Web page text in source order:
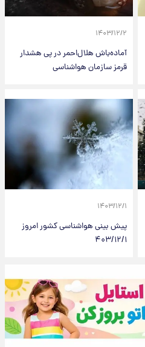
۱۴۰۳/۱۲/۲
آماده‌باش هلال‌احمر در پی هشدار
قرمز سازمان هواشناسی
۱۴۰۳/۱۲/۱
پیش بینی هواشناسی کشور امروز
۴۰۳/۱۲/۱